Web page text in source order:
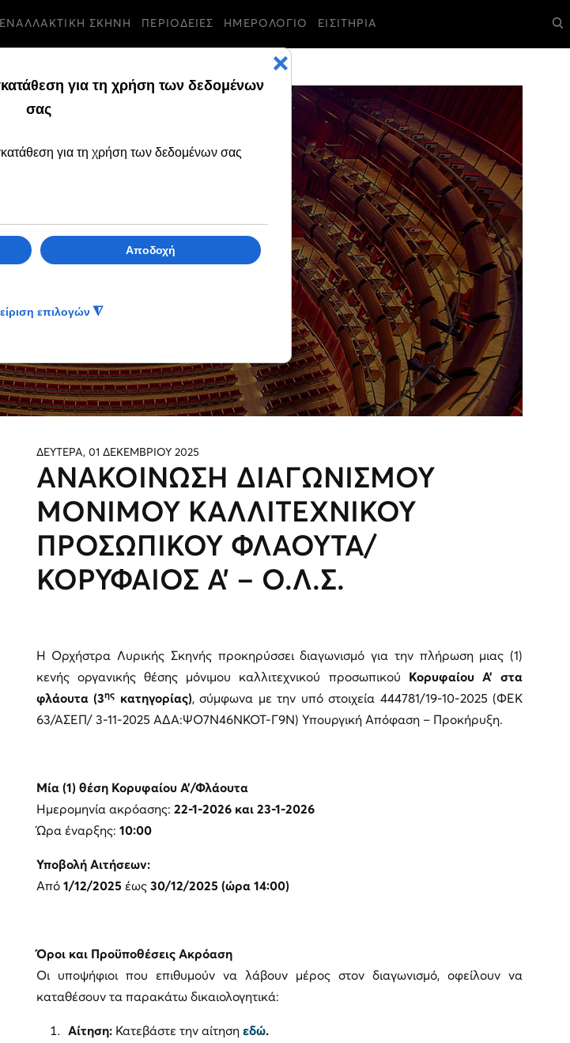
ΕΝΑΛΛΑΚΤΙΚΗ ΣΚΗΝΗ ΠΕΡΙΟΔΕΙΕΣ ΗΜΕΡΟΛΟΓΙΟ ΕΙΣΙΤΗΡΙΑ
ΔΕΥΤΕΡΑ, 01 ΔΕΚΕΜΒΡΙΟΥ 2025
ΑΝΑΚΟΙΝΩΣΗ ΔΙΑΓΩΝΙΣΜΟΥ
ΜΟΝΙΜΟΥ ΚΑΛΛΙΤΕΧΝΙΚΟΥ
ΠΡΟΣΩΠΙΚΟΥ ΦΛΑΟΥΤΑ/
ΚΟΡΥΦΑΙΟΣ Α’ – Ο.Λ.Σ.
Η Ορχήστρα Λυρικής Σκηνής προκηρύσσει διαγωνισμό για την πλήρωση μιας (1)
κενής οργανικής θέσης μόνιμου καλλιτεχνικού προσωπικού Κορυφαίου Α’
στα
φλάουτα (3ης κατηγορίας), σύμφωνα με την υπό στοιχεία 444781/19-10-2025 (ΦΕΚ
63/ΑΣΕΠ/ 3-11-2025 ΑΔΑ:ΨΟ7Ν46ΝΚΟΤ-Γ9Ν) Υπουργική Απόφαση – Προκήρυξη.
Μία (1) θέση Κορυφαίου Α’/Φλάουτα
Ημερομηνία ακρόασης: 22-1-2026 και 23-1-2026
Ώρα έναρξης: 10:00
Υποβολή Αιτήσεων:
Από 1/12/2025έως 30/12/2025 (ώρα 14:00)
Όροι και Προϋποθέσεις Ακρόαση
Οι υποψήφιοι που επιθυμούν να λάβουν μέρος στον διαγωνισμό, οφείλουν να
καταθέσουν τα παρακάτω δικαιολογητικά:
Αίτηση: Κατεβάστε την αίτηση εδώ.